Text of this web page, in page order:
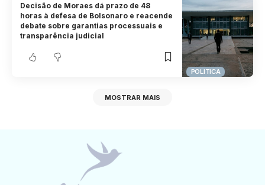
POLITICA
Decisão de Moraes dá prazo de 48
horas à defesa de Bolsonaro e reacende
debate sobre garantias processuais e
transparência judicial
MOSTRAR MAIS